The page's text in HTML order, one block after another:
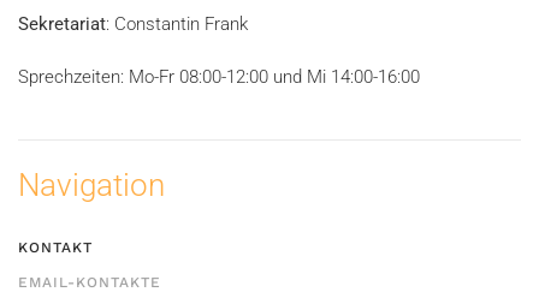
Sekretariat: Constantin Frank
Sprechzeiten: Mo-Fr 08:00-12:00 und Mi 14:00-16:00
Navigation
KONTAKT
EMAIL-KONTAKTE